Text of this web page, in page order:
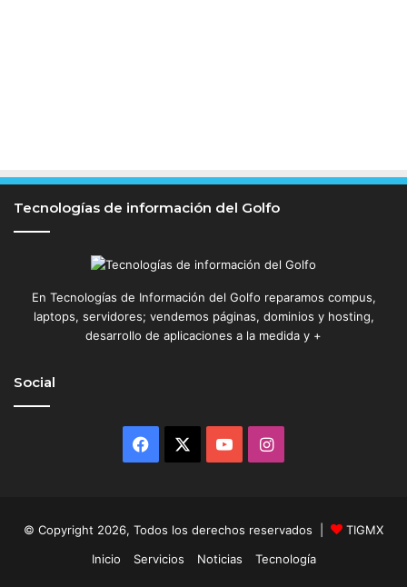
Tecnologías de información del Golfo
En Tecnologías de Información del Golfo reparamos compus,
laptops, servidores; vendemos páginas, dominios y hosting,
desarrollo de aplicaciones a la medida y +
Social
Facebook YouTubeInstagram
© Copyright 2026, Todos los derechos reservados |
TIGMX
Inicio
Servicios Noticias Tecnología